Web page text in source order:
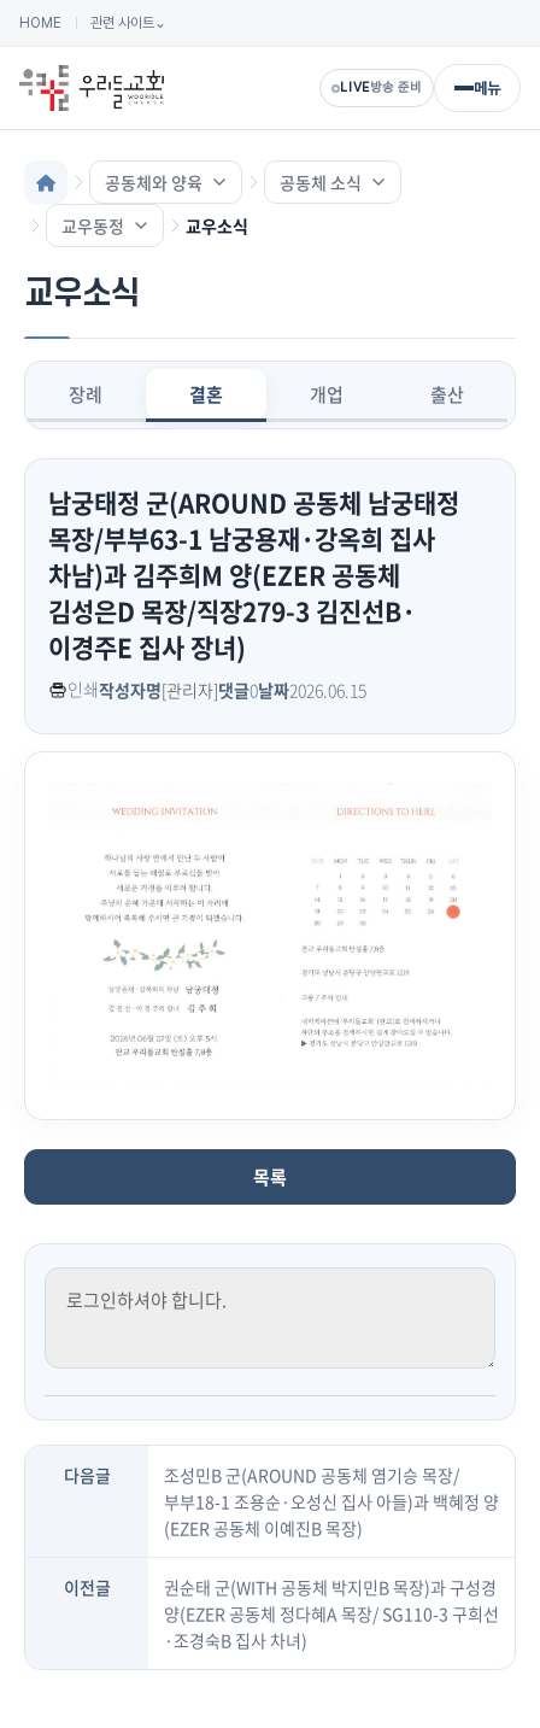
HOME 관련 사이트⌄
LIVE방송 준비 메뉴
공동체와 양육
공동체 소식
교우동정
교우소식
교우소식
장례 결혼 개업 출산
남궁태정 군(AROUND 공동체 남궁태정
목장/부부63-1 남궁용재·강옥희 집사
차남)과 김주희M 양(EZER 공동체
김성은D 목장/직장279-3 김진선B·
이경주E 집사 장녀)
인쇄작성자명[관리자]댓글0날짜2026.06.15
목록
다음글
조성민B 군(AROUND 공동체 염기승 목장/
부부18-1 조용순·오성신 집사 아들)과 백혜정 양
(EZER 공동체 이예진B 목장)
이전글
권순태 군(WITH 공동체 박지민B 목장)과 구성경
양(EZER 공동체 정다혜A 목장/ SG110-3 구희선
·조경숙B 집사 차녀)